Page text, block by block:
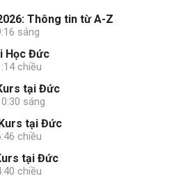
Thông tin từ A-Z
sáng
Học Đức
chiều
tại Đức
sáng
tại Đức
chiều
tại Đức
chiều